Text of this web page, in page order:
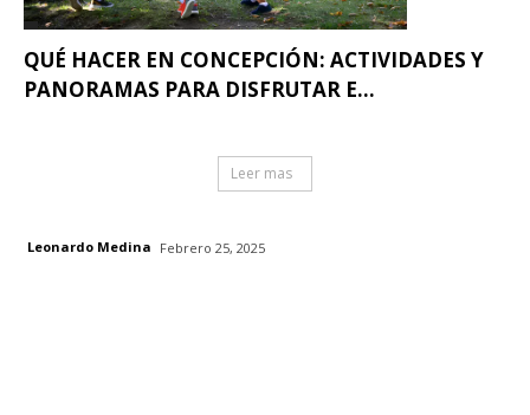
QUÉ HACER EN CONCEPCIÓN: ACTIVIDADES Y
PANORAMAS PARA DISFRUTAR E...
Leer mas
Leonardo Medina Febrero 25, 2025